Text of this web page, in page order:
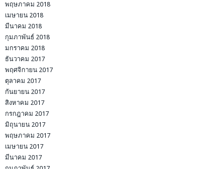
พฤษภาคม 2018
เมษายน 2018
มีนาคม 2018
กุมภาพันธ์ 2018
มกราคม 2018
ธันวาคม 2017
พฤศจิกายน 2017
ตุลาคม 2017
กันยายน 2017
สิงหาคม 2017
กรกฎาคม 2017
มิถุนายน 2017
พฤษภาคม 2017
เมษายน 2017
มีนาคม 2017